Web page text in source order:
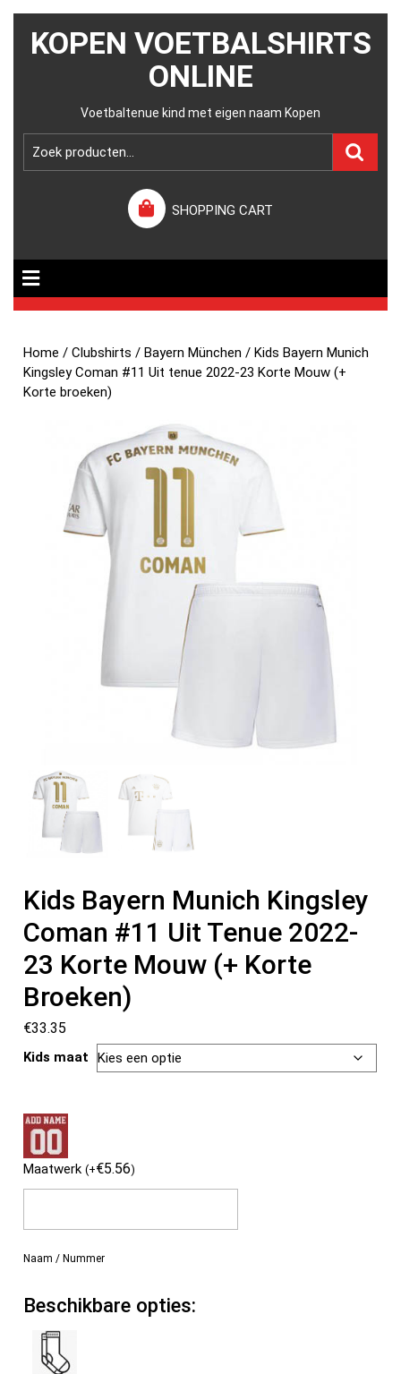
KOPEN VOETBALSHIRTS
ONLINE
Voetbaltenue kind met eigen naam Kopen
SHOPPING CART
Home /Clubshirts /Bayern München / Kids Bayern Munich
Kingsley Coman #11 Uit tenue 2022-23 Korte Mouw (+
Korte broeken)
Kids Bayern Munich Kingsley
Coman #11 Uit Tenue 2022-
23 Korte Mouw (+ Korte
Broeken)
€33.35
Kids maat
Maatwerk(+€5.56)
Naam / Nummer
Beschikbare opties: